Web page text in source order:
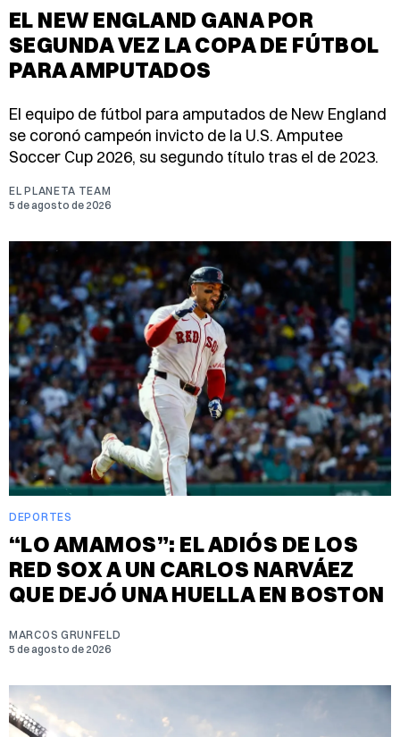
EL NEW ENGLAND GANA POR
SEGUNDA VEZ LA COPA DE FÚTBOL
PARA AMPUTADOS
El equipo de fútbol para amputados de New England
se coronó campeón invicto de la U.S. Amputee
Soccer Cup 2026, su segundo título tras el de 2023.
EL PLANETA TEAM
5 de agosto de 2026
DEPORTES
“LO AMAMOS”: EL ADIÓS DE LOS
RED SOX A UN CARLOS NARVÁEZ
QUE DEJÓ UNA HUELLA EN BOSTON
MARCOS GRUNFELD
5 de agosto de 2026